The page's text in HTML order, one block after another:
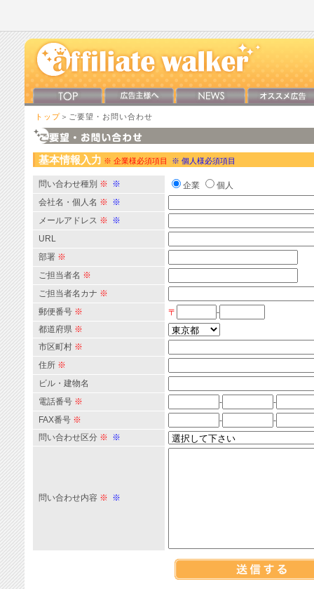
トップ ＞ご要望・お問い合わせ
基本情報入力 ※ 企業様必須項目 ※ 個人様必須項目
問い合わせ種別 ※ ※ 企業
個人
会社名・個人名 ※ ※
メールアドレス ※ ※
URL
部署 ※
ご担当者名 ※
ご担当者名カナ ※
郵便番号 ※ 〒
-
都道府県 ※
市区町村 ※
住所 ※
ビル・建物名
電話番号 ※ -
-
FAX番号 ※ -
-
問い合わせ区分 ※ ※
問い合わせ内容 ※ ※